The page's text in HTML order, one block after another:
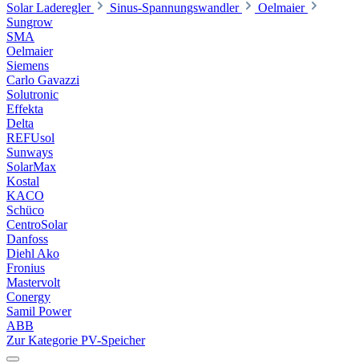
Solar Laderegler
Sinus-Spannungswandler
Oelmaier
Sungrow
SMA
Oelmaier
Siemens
Carlo Gavazzi
Solutronic
Effekta
Delta
REFUsol
Sunways
SolarMax
Kostal
KACO
Schüco
CentroSolar
Danfoss
Diehl Ako
Fronius
Mastervolt
Conergy
Samil Power
ABB
Zur Kategorie PV-Speicher